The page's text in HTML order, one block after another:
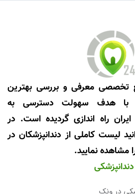
24 مرجع تخصصی معرفی و بررسی بهترین
با هدف سهولت دسترسی به
ایران راه اندازی گردیده است. در
24 می‌توانید لیست کاملی از دندانپزشکان در
مشاهده نمایید.
در ونک